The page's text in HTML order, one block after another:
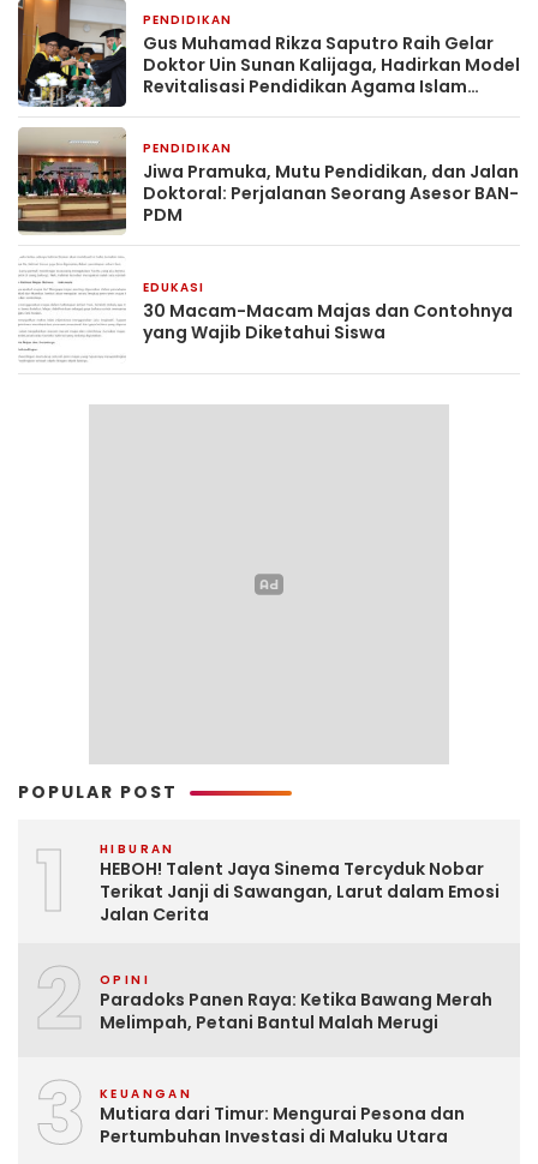
PENDIDIKAN
Gus Muhamad Rikza Saputro Raih Gelar
Doktor Uin Sunan Kalijaga, Hadirkan Model
Revitalisasi Pendidikan Agama Islam
PENDIDIKAN
Jiwa Pramuka, Mutu Pendidikan, dan Jalan
Doktoral: Perjalanan Seorang Asesor BAN-
PDM
EDUKASI
30 Macam-Macam Majas dan Contohnya
yang Wajib Diketahui Siswa
POPULAR POST
1 HIBURAN
HEBOH! Talent Jaya Sinema Tercyduk Nobar
Terikat Janji di Sawangan, Larut dalam Emosi
Jalan Cerita
2 OPINI
Paradoks Panen Raya: Ketika Bawang Merah
Melimpah, Petani Bantul Malah Merugi
3 KEUANGAN
Mutiara dari Timur: Mengurai Pesona dan
Pertumbuhan Investasi di Maluku Utara